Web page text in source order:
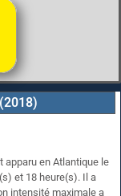
apparu en Atlantique le
et 18 heure(s). Il a
intensité maximale a